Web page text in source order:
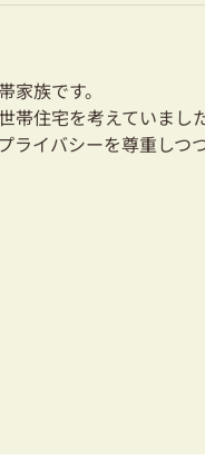
族です。
帯住宅を考えていまし
ライバシーを尊重しつ